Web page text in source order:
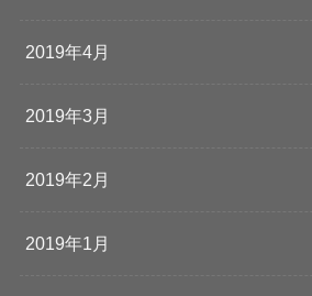
2019年4月
2019年3月
2019年2月
2019年1月